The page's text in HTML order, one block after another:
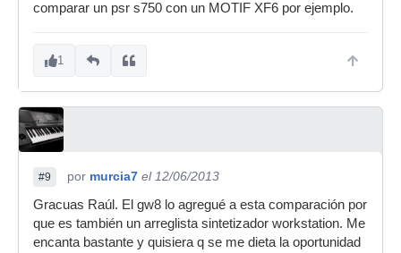
comparar un psr s750 con un MOTIF XF6 por ejemplo.
1
#9 por murcia7 el 12/06/2013
Gracuas Raúl. El gw8 lo agregué a esta comparación por
que es también un arreglista sintetizador workstation. Me
encanta bastante y quisiera q se me dieta la oportunidad